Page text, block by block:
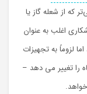
که از شعله گاز یا
اغلب به عنوان
لزوماً به تجهیزات
را تغییر می دهد –